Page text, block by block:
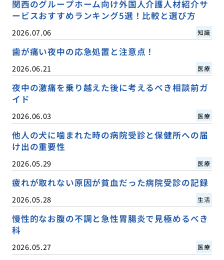
関西のグループホーム向け外国人介護人材紹介サ
ービスおすすめランキング5選！比較と選び方
2026.07.06 知識
歯が痛い夜中の応急処置と注意点！
2026.06.21 医療
夜中の激痛を乗り越えた後に考えるべき相談前ガ
イド
2026.06.03 医療
他人の犬に噛まれた時の病院受診と保健所への届
け出の重要性
2026.05.29 医療
疲れが取れない原因が貧血だった病院受診の記録
2026.05.28 生活
慢性的なお腹の不調と急性胃腸炎で見極めるべき
科
2026.05.27 医療